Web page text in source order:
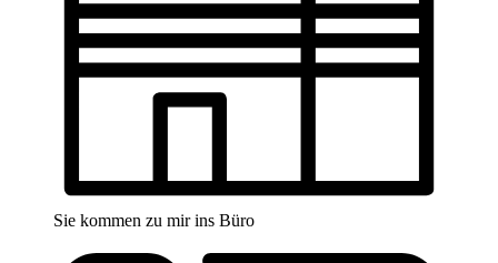
Sie kommen zu mir ins Büro